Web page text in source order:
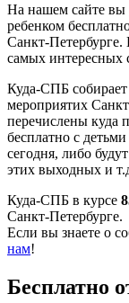
На нашем сайте вы
ребенком
Санкт-
самых интересных
Куда-СПБ
мероприятих
перечислены куда
бесплатно с
сегодня, либо
этих выходных и
Куда-СПБ в курсе
Санкт-Петербурге.
Если вы знаете о
нам!
Бесплатно